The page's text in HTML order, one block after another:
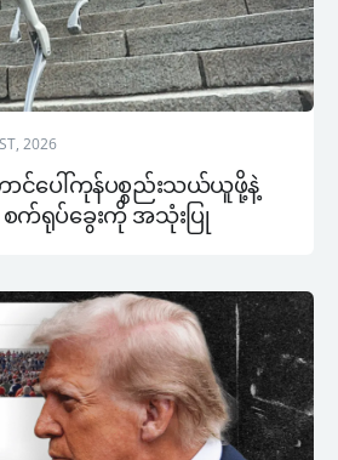
2026
င်ပေါ်ကုန်ပစ္စည်းသယ်ယူဖို့နဲ့
က်ရုပ်ခွေးကို အသုံးပြု